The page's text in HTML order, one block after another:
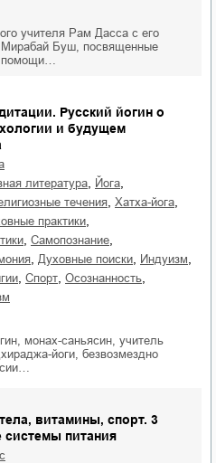
учителя Рам Дасса с его
Буш, посвященные
помощи…
Русский йогин о
и будущем
литература
йога
течения хатха-йога
практики
самопознание
духовные поиски индуизм
спорт осознанность
монах-саньясин, учитель
йоги, безвозмездно
витамины, спорт. 3
питания